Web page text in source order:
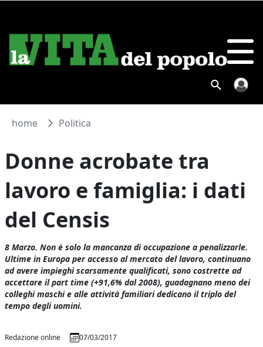
home Politica
Donne acrobate tra
lavoro e famiglia: i dati
del Censis
8 Marzo. Non è solo la mancanza di occupazione a penalizzarle.
Ultime in Europa per accesso al mercato del lavoro, continuano
ad avere impieghi scarsamente qualificati, sono costrette ad
accettare il part time (+91,6% dal 2008), guadagnano meno dei
colleghi maschi e alle attività familiari dedicano il triplo del
tempo degli uomini.
Redazione online 07/03/2017